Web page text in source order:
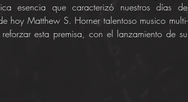
esencia que caracterizó nuestros días de
Matthew S. Horner talentoso musico multi-
esta premisa, con el lanzamiento de su